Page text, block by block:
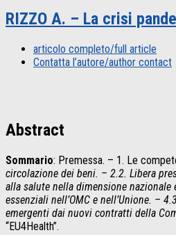
RIZZO A. – La crisi
articolo completo/full article
Contatta l’autore/author contact
Abstract
Sommario: Premessa. – 1. Le
circolazione dei beni. – 2.2. Libera
alla salute nella dimensione
essenziali nell’OMC e nell’Unione. –
emergenti dai nuovi contratti della
“EU4Health”.